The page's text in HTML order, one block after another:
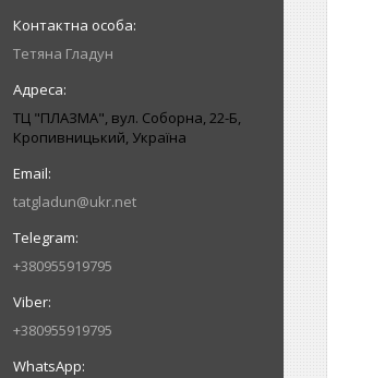
Тетяна Гладун
ТЦ "ПЛАЗМА", вул. Соборна, 22-Б,
Кропивницький, Україна
tatgladun@ukr.net
+380955919795
+380955919795